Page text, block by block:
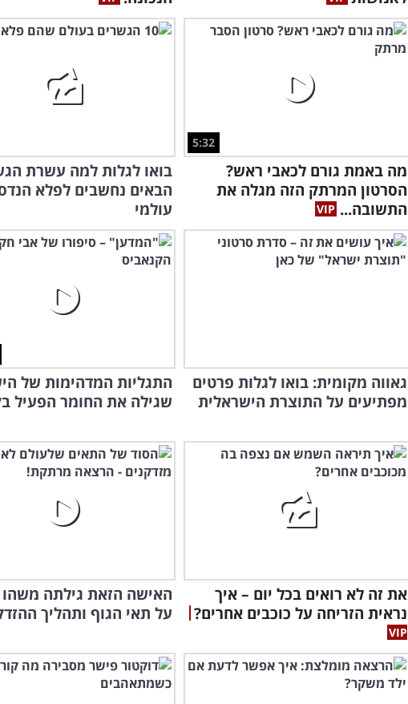
5:32
מה באמת גורם לכאבי ראש?
הסרטון המרתק הזה מגלה את
התשובה...
בואו לגלות למה עשרת
הבאים נחשבים לפלא
עולמי
גאווה מקומית: בואו לגלות פרטים
מפתיעים על התוצרת הישראלית
התגליות המדהימות של
שגילה את החומר הפעיל
את זה לא רואים בכל יום – איך
נראית הזריחה על כוכבים אחרים?
האישה הזאת גילתה
על תאי הגוף ותהליך